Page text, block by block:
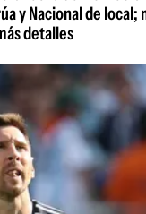
y Nacional de local;
detalles